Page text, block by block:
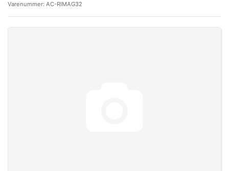
Varenummer: AC-RIMAG32